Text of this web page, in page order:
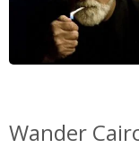
Wander